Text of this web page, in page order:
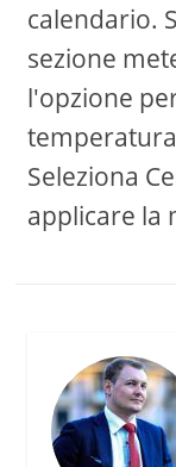
calendario.
sezione
l'opzione
Seleziona
applicare la